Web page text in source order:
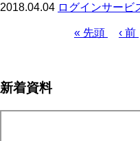
2018.04.04 ログインサービ
送
先
« 先頭
前
‹ 前
新着資料